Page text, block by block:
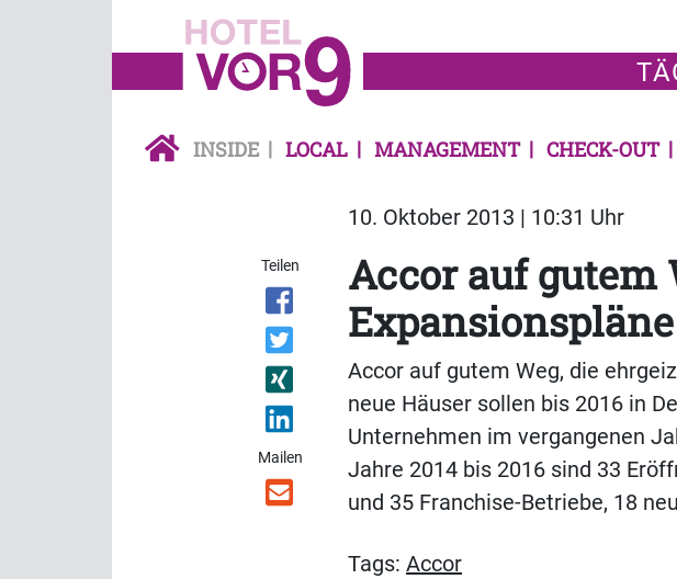
INSIDE LOCAL MANAGEMENT CHECK-OUT
10. Oktober 2013 | 10:31 Uhr
Teilen
Mailen
Accor auf gutem
Accor auf gutem Weg, die
neue Häuser sollen bis 2016 in
Unternehmen im vergangenen
Jahre 2014 bis 2016 sind 33
und 35 Franchise-Betriebe, 18
Tags: Accor